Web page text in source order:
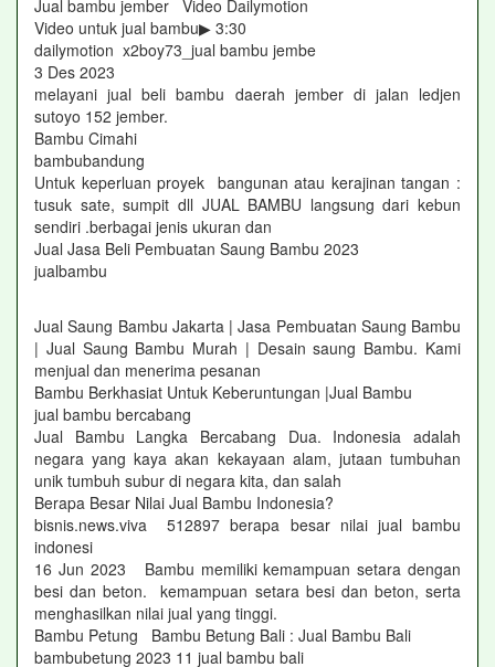
Jual bambu jember Video Dailymotion
Video untuk jual bambu▶ 3:30
dailymotion x2boy73_jual bambu jembe
3 Des 2023
melayani jual beli bambu daerah jember di jalan ledjen
sutoyo 152 jember.
Bambu Cimahi
bambubandung
Untuk keperluan proyek bangunan atau kerajinan tangan :
tusuk sate, sumpit dll JUAL BAMBU langsung dari kebun
sendiri .berbagai jenis ukuran dan
Jual Jasa Beli Pembuatan Saung Bambu 2023
jualbambu
Jual Saung Bambu Jakarta | Jasa Pembuatan Saung Bambu
| Jual Saung Bambu Murah | Desain saung Bambu. Kami
menjual dan menerima pesanan
Bambu Berkhasiat Untuk Keberuntungan |Jual Bambu
jual bambu bercabang
Jual Bambu Langka Bercabang Dua. Indonesia adalah
negara yang kaya akan kekayaan alam, jutaan tumbuhan
unik tumbuh subur di negara kita, dan salah
Berapa Besar Nilai Jual Bambu Indonesia?
bisnis.news.viva 512897 berapa besar nilai jual bambu
indonesi
16 Jun 2023 Bambu memiliki kemampuan setara dengan
besi dan beton. kemampuan setara besi dan beton, serta
menghasilkan nilai jual yang tinggi.
Bambu Petung Bambu Betung Bali : Jual Bambu Bali
bambubetung 2023 11 jual bambu bali